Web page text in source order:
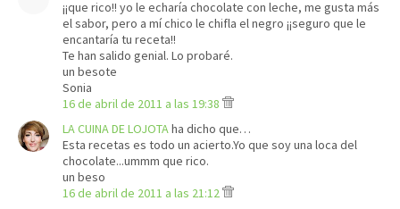
¡¡que rico!! yo le echaría chocolate con leche, me gusta más
el sabor, pero a mí chico le chifla el negro ¡¡seguro que le
encantaría tu receta!!
Te han salido genial. Lo probaré.
un besote
Sonia
16 de abril de 2011 a las 19:38
LA CUINA DE LOJOTAha dicho que…
Esta recetas es todo un acierto.Yo que soy una loca del
chocolate...ummm que rico.
un beso
16 de abril de 2011 a las 21:12